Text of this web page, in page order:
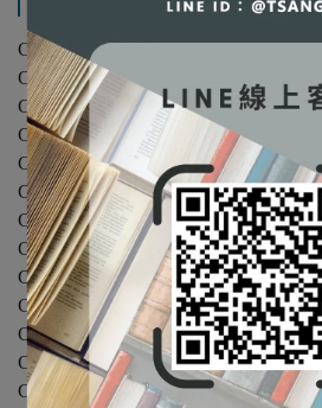
Chapter 1 研究概論
Chapter 2 研究特性
Chapter 3 研究的科學思維
Chapter 4 研究程序
Chapter 5 研究設計
Chapter 6 抽樣設計
Chapter 7 研究量測
Chapter 8 量表設計
Chapter 9 問卷設計
Chapter 10 質性研究
Chapter 11 個案研究
Chapter 12 調查研究
Chapter 13 資料分析